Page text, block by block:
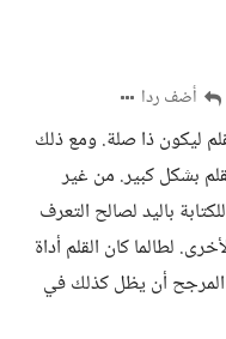
أضف ردا
ليكون ذا صلة. ومع ذلك
بشكل كبير. من غير
باليد لصالح التعرف
لطالما كان القلم أداة
أن يظل كذلك في